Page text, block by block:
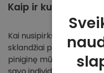
Kaip ir kur
Kai nusipirksite
sklandžiai pervesime
piniginę mūsų